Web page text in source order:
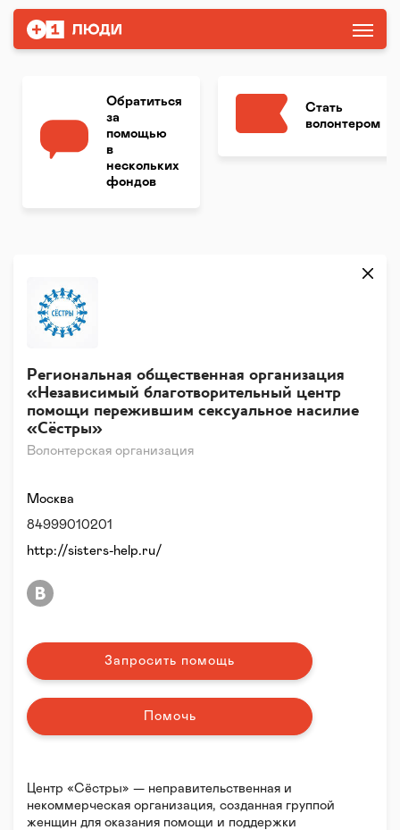
Обратиться
за
помощью
в
нескольких
фондов
Стать
волонтером
Волонтерская организация
Региональная общественная организация
«Независимый благотворительный центр
помощи пережившим сексуальное насилие
«Сёстры»
Центр «Сёстры» — неправительственная и
некоммерческая организация, созданная группой
женщин для оказания помощи и поддержки
Москва
84999010201
http://sisters-help.ru/
Запросить помощь
Помочь